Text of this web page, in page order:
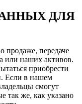
ДЛЯ
передаче
или наших активов.
приобрести
Если в нашем
смогут
так же, как указано